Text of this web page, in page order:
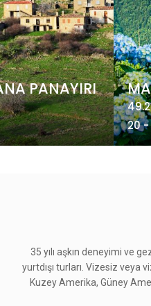
KARADENİZ
24 -
35 yılı aşkın deneyimi ve
yurtdışı turları. Vizesiz veya
Kuzey Amerika, Güney